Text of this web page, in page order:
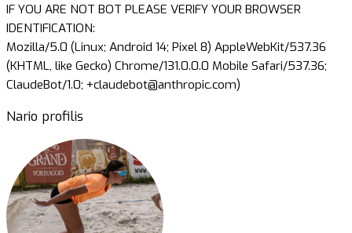
IF YOU ARE NOT BOT PLEASE VERIFY YOUR BROWSER
IDENTIFICATION:
Mozilla/5.0 (Linux; Android 14; Pixel 8) AppleWebKit/537.36
(KHTML, like Gecko) Chrome/131.0.0.0 Mobile Safari/537.36;
ClaudeBot/1.0; +claudebot@anthropic.com)
Nario profilis